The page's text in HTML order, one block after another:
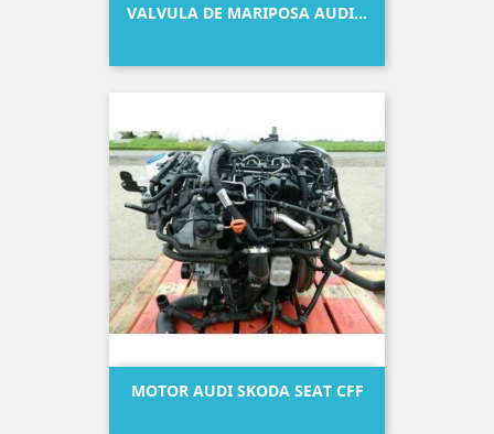
VALVULA DE MARIPOSA AUDI...
MOTOR AUDI SKODA SEAT CFF